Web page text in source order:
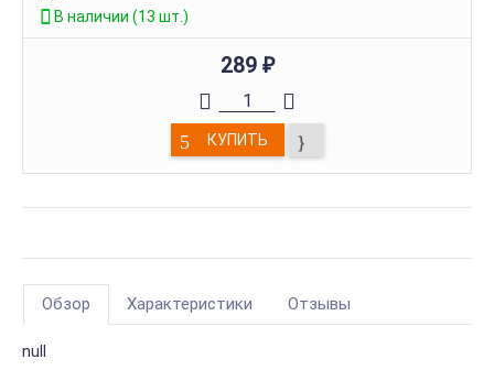
В наличии (13 шт.)
289 ₽
КУПИТЬ
Обзор Характеристики Отзывы
null